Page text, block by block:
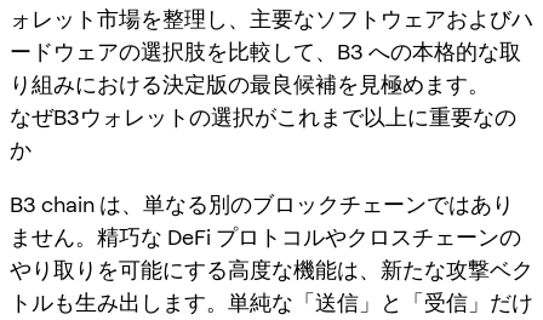
ォレット市場を整理し、主要なソフトウェアおよびハ
ードウェアの選択肢を比較して、B3 への本格的な取
り組みにおける決定版の最良候補を見極めます。
なぜB3ウォレットの選択がこれまで以上に重要なの
か
B3 chain は、単なる別のブロックチェーンではあり
ません。精巧な DeFi プロトコルやクロスチェーンの
やり取りを可能にする高度な機能は、新たな攻撃ベク
トルも生み出します。単純な「送信」と「受信」だけ